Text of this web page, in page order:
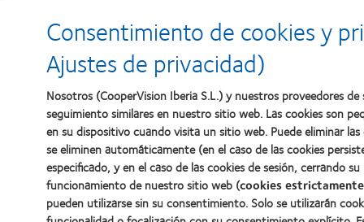
Consentimiento de cookies y
Ajustes de privacidad)
Nosotros (CooperVision Iberia S.L.) y nuestros proveedores
seguimiento similares en nuestro sitio web. Las cookies son
en su dispositivo cuando visita un sitio web. Puede eliminar
se eliminen automáticamente (en el caso de las cookies
especificado, y en el caso de las cookies de sesión, cerrando
funcionamiento de nuestro sitio web (cookies
pueden utilizarse sin su consentimiento. Solo se utilizarán